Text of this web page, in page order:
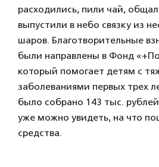
расходились, пили чай,
выпустили в небо связку из
шаров. Благотворительные
были направлены в Фонд
который помогает детям с
заболеваниями первых трех
было собрано 143 тыс.
уже можно увидеть, на что
средства.